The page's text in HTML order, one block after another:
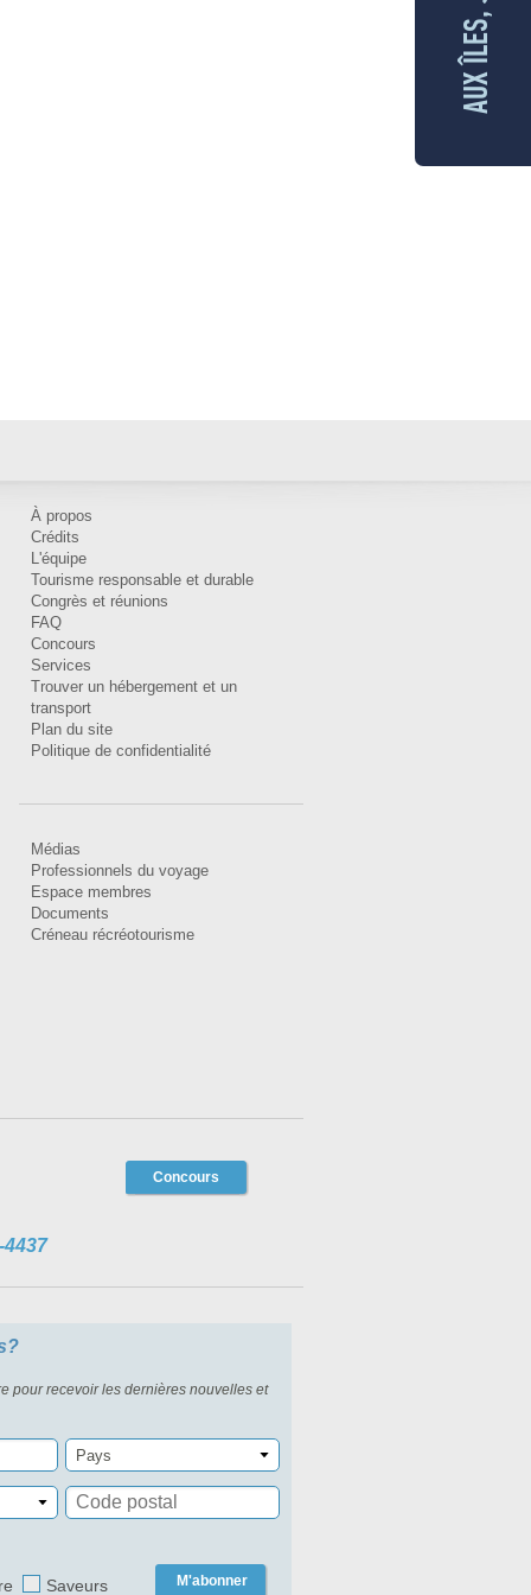
À propos
Crédits
L'équipe
Tourisme responsable et durable
Congrès et réunions
FAQ
Concours
Services
Trouver un hébergement et un
transport
Plan du site
Politique de confidentialité
Médias
Professionnels du voyage
Espace membres
Documents
Créneau récréotourisme
Concours
4437
pour recevoir les dernières nouvelles et
Pays
Saveurs M'abonner